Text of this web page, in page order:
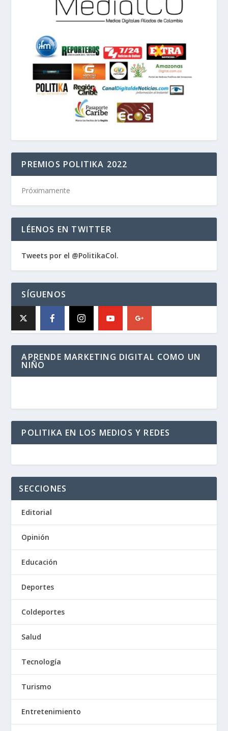
PREMIOS POLITIKA 2022
Próximamente
LÉENOS EN TWITTER
Tweets por el @PolitikaCol.
SÍGUENOS
APRENDE MARKETING DIGITAL COMO UN
NIÑO
POLITIKA EN LOS MEDIOS Y REDES
SECCIONES
Editorial
Opinión
Educación
Deportes
Coldeportes
Salud
Tecnología
Turismo
Entretenimiento